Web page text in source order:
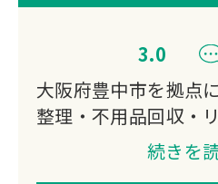
3.0
大阪府豊中市を拠点
整理・不用品回収・
ストップで対応。
軽トラから2tトラッ
続きを